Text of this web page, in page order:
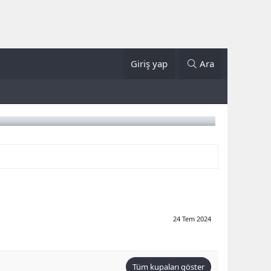
Giriş yap Ara
24 Tem 2024
Tüm kupaları göster